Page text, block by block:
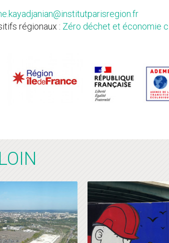
institutparisregion.fr
régionaux : Zéro déchet et économie